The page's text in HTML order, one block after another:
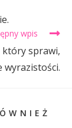
wpis
który sprawi,
wyrazistości.